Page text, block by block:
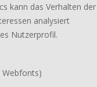
kann das Verhalten der
analysiert
Nutzerprofil.
Webfonts)